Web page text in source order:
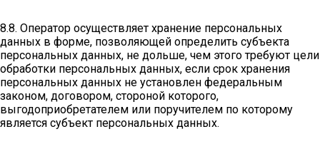
8.8. Оператор осуществляет хранение персональных
данных в форме, позволяющей определить субъекта
персональных данных, не дольше, чем этого требуют цели
обработки персональных данных, если срок хранения
персональных данных не установлен федеральным
законом, договором, стороной которого,
выгодоприобретателем или поручителем по которому
является субъект персональных данных.